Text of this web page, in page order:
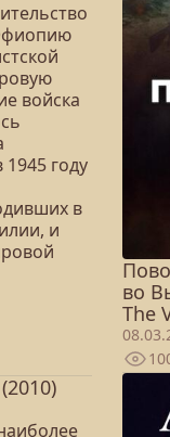
войска
году
в
и
во
The